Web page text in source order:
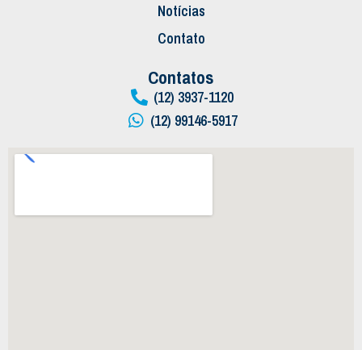
Notícias
Contato
Contatos
(12) 3937-1120
(12) 99146-5917